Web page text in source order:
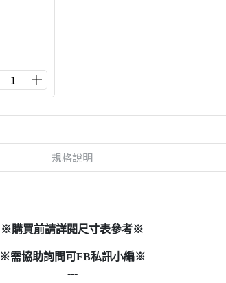
規格說明
※購買前請詳閱尺寸表參考※
※需協助詢問可FB私訊小編※
---